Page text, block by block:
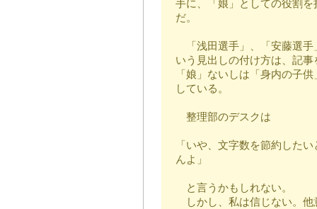
手に、「娘」としての役割
だ。
「浅田選手」、「安藤選手
いう見出しの付け方は、記
「娘」ないしは「身内の子
している。
整理部のデスクは
「いや、文字数を節約した
んよ」
と言うかもしれない。
しかし、私は信じない。他